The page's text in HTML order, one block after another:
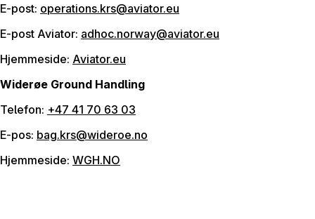
E-post: operations.krs@aviator.eu
E-post Aviator: adhoc.norway@aviator.eu
Hjemmeside: Aviator.eu
Widerøe Ground Handling
Telefon: +47 41 70 63 03
E-pos: bag.krs@wideroe.no
Hjemmeside: WGH.NO